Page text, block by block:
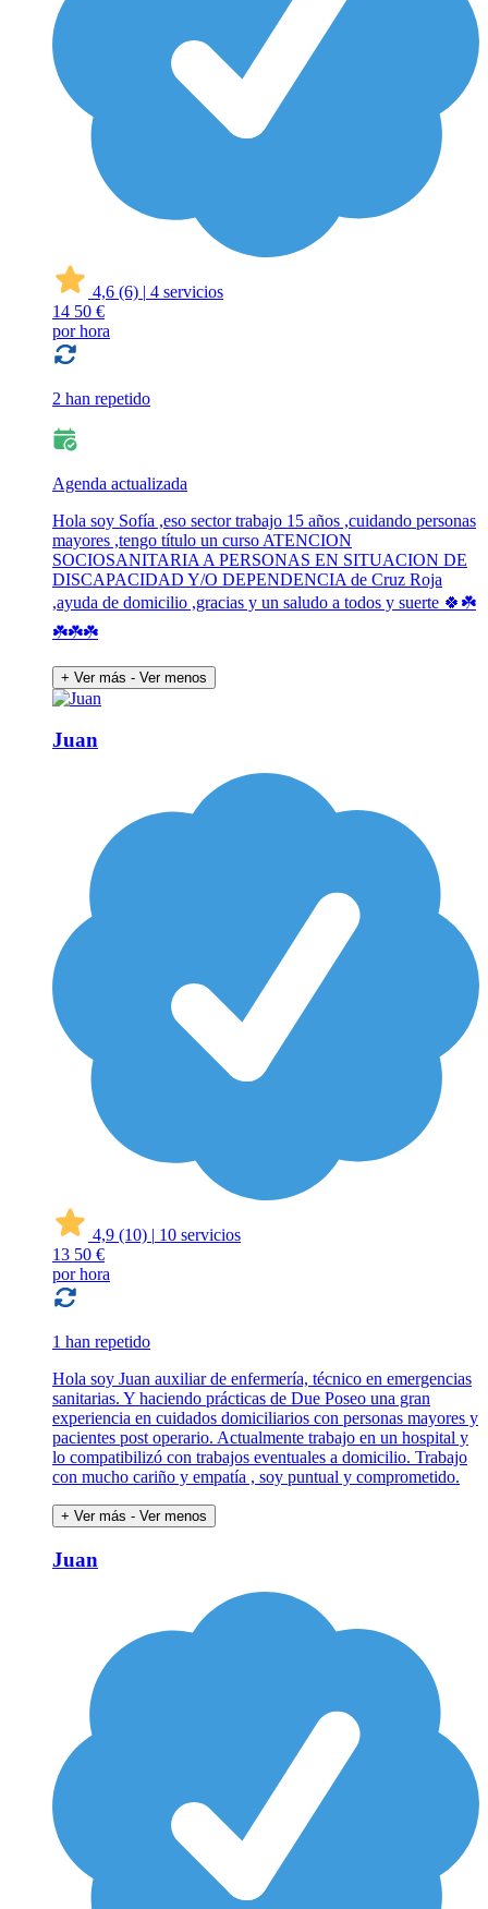
4,6 (6) | 4 servicios
14 50 €
por hora
2 han repetido
Agenda actualizada
Hola soy Sofía ,eso sector trabajo 15 años ,cuidando personas
mayores ,tengo título un curso ATENCION
SOCIOSANITARIA A PERSONAS EN SITUACION DE
DISCAPACIDAD Y/O DEPENDENCIA de Cruz Roja
,ayuda de domicilio ,gracias y un saludo a todos y suerte 🍀☘️
☘️☘️☘️
+ Ver más - Ver menos
Juan
4,9 (10) | 10 servicios
13 50 €
por hora
1 han repetido
Hola soy Juan auxiliar de enfermería, técnico en emergencias
sanitarias. Y haciendo prácticas de Due Poseo una gran
experiencia en cuidados domiciliarios con personas mayores y
pacientes post operario. Actualmente trabajo en un hospital y
lo compatibilizó con trabajos eventuales a domicilio. Trabajo
con mucho cariño y empatía , soy puntual y comprometido.
+ Ver más - Ver menos
Juan